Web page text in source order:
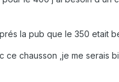
la pub que le 350 etait
chausson ,je me serais